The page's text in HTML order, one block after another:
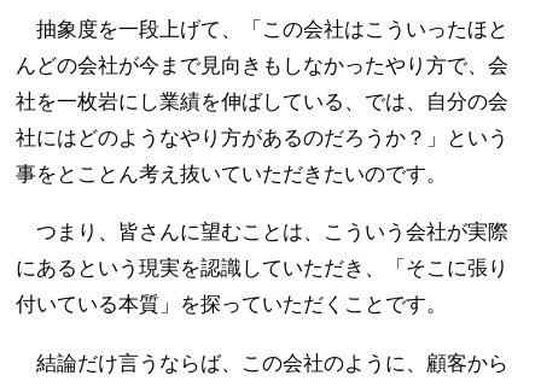
抽象度を一段上げて、「この会社はこういったほと
んどの会社が今まで見向きもしなかったやり方で、会
社を一枚岩にし業績を伸ばしている、では、自分の会
社にはどのようなやり方があるのだろうか？」という
事をとことん考え抜いていただきたいのです。
つまり、皆さんに望むことは、こういう会社が実際
にあるという現実を認識していただき、「そこに張り
付いている本質」を探っていただくことです。
結論だけ言うならば、この会社のように、顧客から